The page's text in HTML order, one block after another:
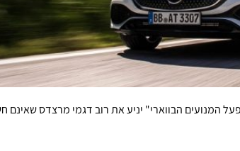
המנועים הבווארי" יניע את רוב דגמי מרצדס שאינם